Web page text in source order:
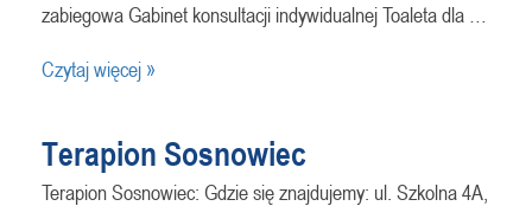
zabiegowa Gabinet konsultacji indywidualnej Toaleta dla …
Czytaj więcej »
Terapion Sosnowiec
Terapion Sosnowiec: Gdzie się znajdujemy: ul. Szkolna 4A,